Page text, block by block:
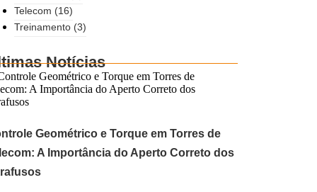
Telecom (16)
Treinamento(3)
Notícias
Geométrico e Torque em Torres de
A Importância do Aperto Correto dos